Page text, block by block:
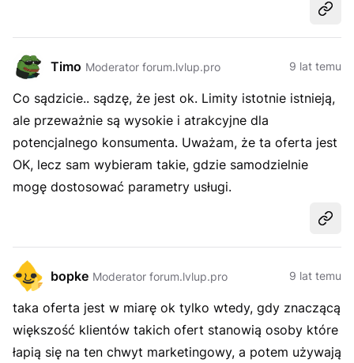
Timo Moderator forum.lvlup.pro 9 lat temu
Co sądzicie.. sądzę, że jest ok. Limity istotnie istnieją,
ale przeważnie są wysokie i atrakcyjne dla
potencjalnego konsumenta. Uważam, że ta oferta jest
OK, lecz sam wybieram takie, gdzie samodzielnie
mogę dostosować parametry usługi.
bopke Moderator forum.lvlup.pro 9 lat temu
taka oferta jest w miarę ok tylko wtedy, gdy znaczącą
większość klientów takich ofert stanowią osoby które
łapią się na ten chwyt marketingowy, a potem używają